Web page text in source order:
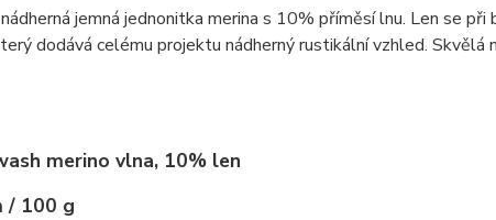
jemná jednonitka merina s 10% příměsí lnu. Len se
dodává celému projektu nádherný rustikální vzhled. Skvělá
merino vlna, 10% len
/ 100 g